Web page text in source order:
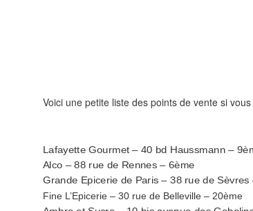
Voici une petite liste des points de vente si
Lafayette Gourmet – 40 bd Haussmann –
Alco – 88 rue de Rennes – 6ème
Grande Epicerie de Paris – 38 rue de Sèvres
Fine L’Epicerie – 30 rue de Belleville – 20ème